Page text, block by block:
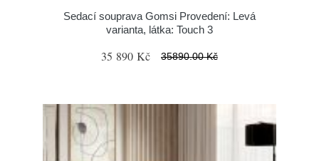
Sedací souprava Gomsi Provedení: Levá
varianta, látka: Touch 3
35 890 Kč 35890.00 Kč